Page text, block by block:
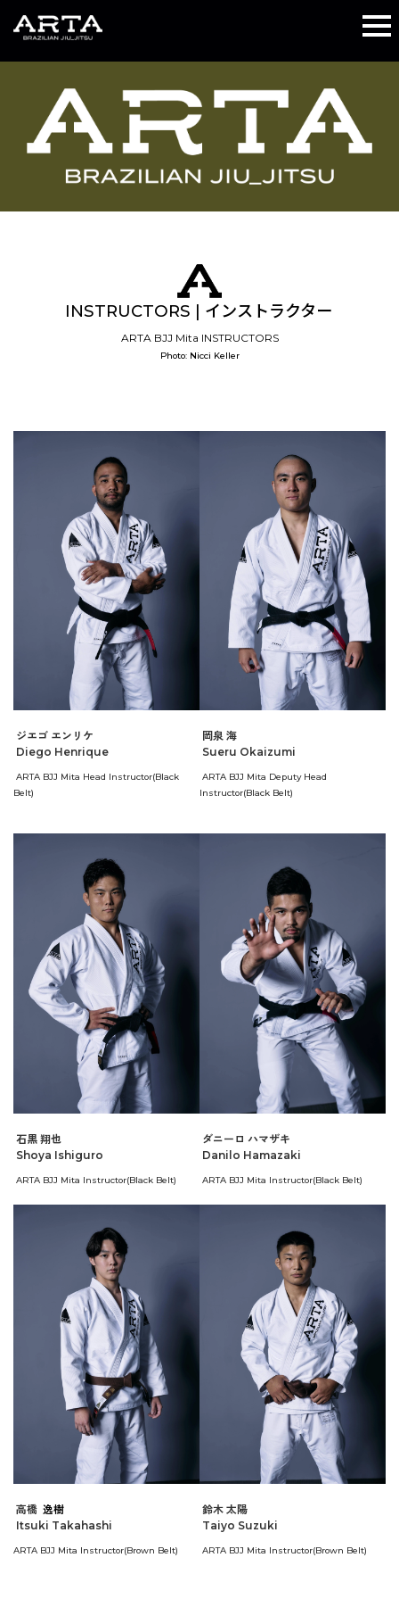
INSTRUCTORS | インストラクター
ARTA BJJ Mita INSTRUCTORS
Photo: Nicci Keller
ジエゴ エンリケ
Diego Henrique
ARTA BJJ Mita Head Instructor(Black
Belt)
岡泉 海
Sueru Okaizumi
ARTA BJJ Mita Deputy Head
Instructor(Black Belt)
石黒 翔也
Shoya Ishiguro
ARTA BJJ Mita Instructor(Black Belt)
ダニーロ ハマザキ
Danilo Hamazaki
ARTA BJJ Mita Instructor(Black Belt)
高橋 逸樹
Itsuki Takahashi
ARTA BJJ Mita Instructor(Brown Belt)
鈴木 太陽
Taiyo Suzuki
ARTA BJJ Mita Instructor(Brown Belt)